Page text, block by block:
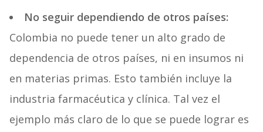
No seguir dependiendo de otros países:
Colombia no puede tener un alto grado de
dependencia de otros países, ni en insumos ni
en materias primas. Esto también incluye la
industria farmacéutica y clínica. Tal vez el
ejemplo más claro de lo que se puede lograr es